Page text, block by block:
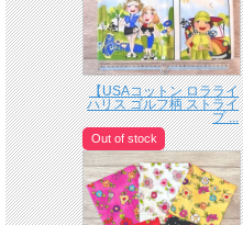
【USAコットン ロラライ
ハリス ゴルフ柄 ストライ
プ ...
Out of stock